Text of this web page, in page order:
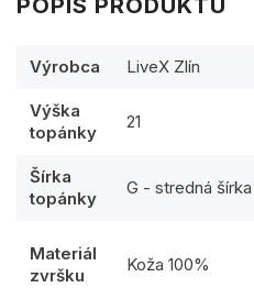
POPIS PRODUKTU
Výrobca LiveX Zlín
Výška
topánky
21
Šírka
topánky
G - stredná šírka
Materiál
zvršku
Koža 100%